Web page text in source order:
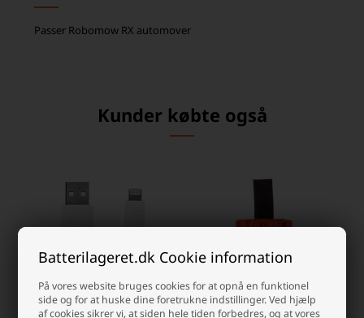
Batterilageret.dk Cookie information
På vores website bruges cookies for at opnå en funktionel
side og for at huske dine foretrukne indstillinger. Ved hjælp
af cookies sikrer vi, at siden hele tiden forbedres, og at vores
Passer Robomow RX automover
Kunder købte også